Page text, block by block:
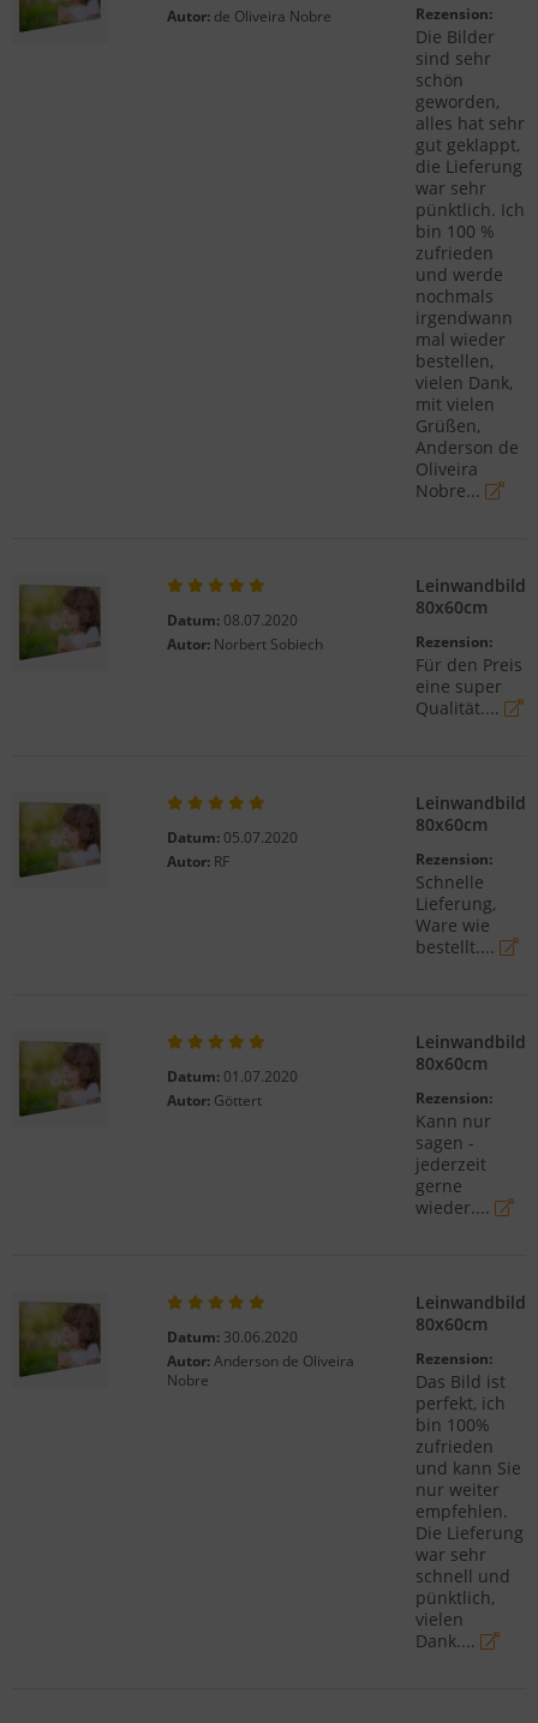
Autor:de Oliveira Nobre Rezension:
Die Bilder
sind sehr
schön
geworden,
alles hat sehr
gut geklappt,
die Lieferung
war sehr
pünktlich. Ich
bin 100 %
zufrieden
und werde
nochmals
irgendwann
mal wieder
bestellen,
vielen Dank,
mit vielen
Grüßen,
Anderson de
Oliveira
Nobre...
Datum:08.07.2020
Autor:Norbert Sobiech
Leinwandbild
80x60cm
Rezension:
Für den Preis
eine super
Qualität....
Datum:05.07.2020
Autor:RF
Leinwandbild
80x60cm
Rezension:
Schnelle
Lieferung,
Ware wie
bestellt....
Datum:01.07.2020
Autor:Göttert
Leinwandbild
80x60cm
Rezension:
Kann nur
sagen -
jederzeit
gerne
wieder....
Datum:30.06.2020
Autor:Anderson de Oliveira
Nobre
Leinwandbild
80x60cm
Rezension:
Das Bild ist
perfekt, ich
bin 100%
zufrieden
und kann Sie
nur weiter
empfehlen.
Die Lieferung
war sehr
schnell und
pünktlich,
vielen
Dank....